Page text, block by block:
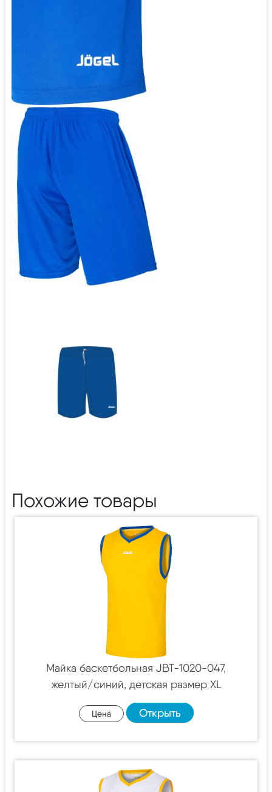
Похожие товары
Майка баскетбольная JBT-1020-047,
желтый/синий, детская размер XL
Цена Открыть